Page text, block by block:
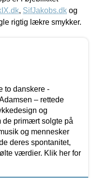
, SifJakobs.dk og
rigtig lækre smykker.
to danskere -
– rettede
og
de primært solgte på
og mennesker
deres spontanitet,
værdier. Klik her for